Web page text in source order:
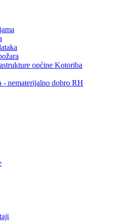
općine Kotoriba
- nematerijalno dobro RH